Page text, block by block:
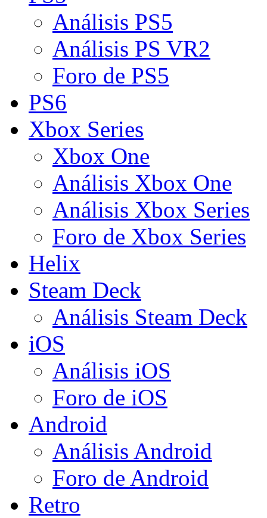
Análisis PS5
Análisis PS VR2
Foro de PS5
PS6
Xbox Series
Xbox One
Análisis Xbox One
Análisis Xbox Series
Foro de Xbox Series
Helix
Steam Deck
Análisis Steam Deck
iOS
Análisis iOS
Foro de iOS
Android
Análisis Android
Foro de Android
Retro